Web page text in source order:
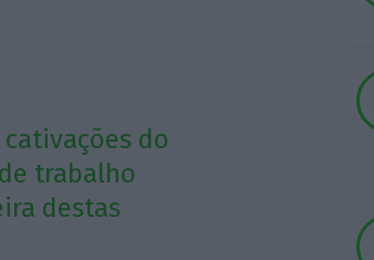
do
trabalho
destas